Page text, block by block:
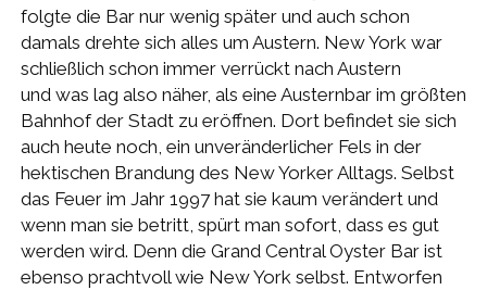
folgte die Bar nur wenig später und auch schon
damals drehte sich alles um Austern. New York war
schließlich schon immer verrückt nach Austern
und was lag also näher, als eine Austernbar im größten
Bahnhof der Stadt zu eröffnen. Dort befindet sie sich
auch heute noch, ein unveränderlicher Fels in der
hektischen Brandung des New Yorker Alltags. Selbst
das Feuer im Jahr 1997 hat sie kaum verändert und
wenn man sie betritt, spürt man sofort, dass es gut
werden wird. Denn die Grand Central Oyster Bar ist
ebenso prachtvoll wie New York selbst. Entworfen